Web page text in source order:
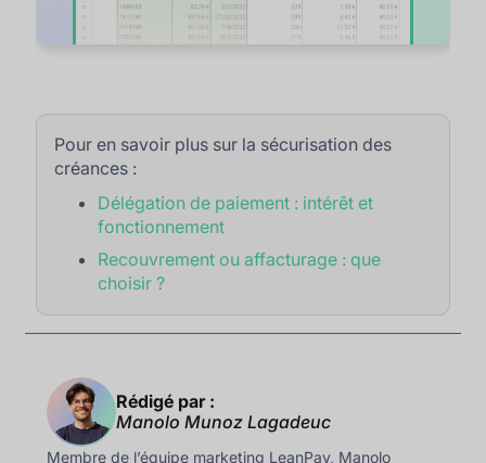
Pour en savoir plus sur la sécurisation des
créances :
Délégation de paiement : intérêt et
fonctionnement
Recouvrement ou affacturage : que
choisir ?
Rédigé par :
Manolo Munoz Lagadeuc
Membre de l’équipe marketing LeanPay, Manolo